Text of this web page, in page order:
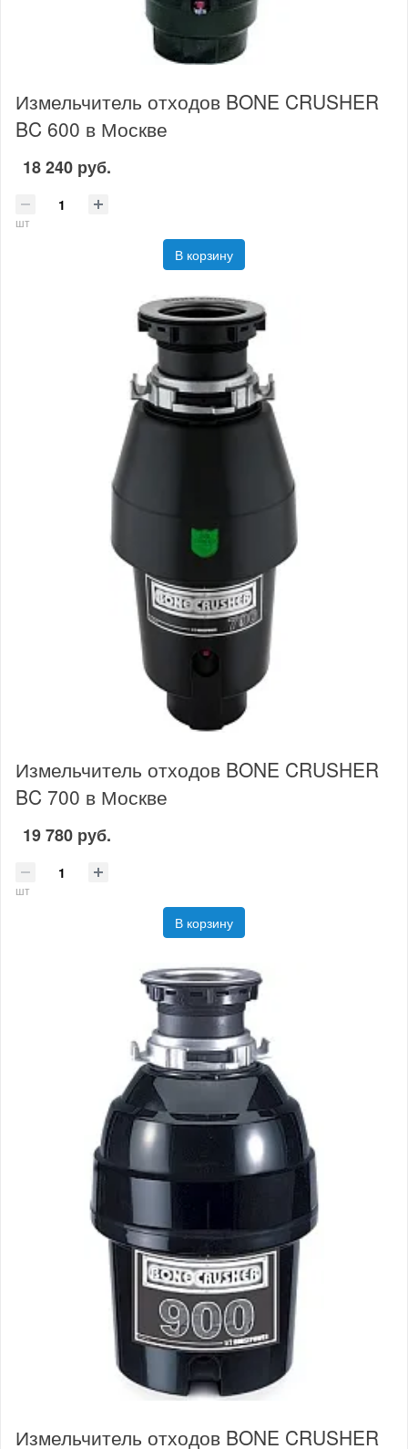
Измельчитель отходов BONE CRUSHER
BC 600 в Москве
18 240 руб.
шт
В корзину
Измельчитель отходов BONE CRUSHER
BC 700 в Москве
19 780 руб.
шт
В корзину
Измельчитель отходов BONE CRUSHER